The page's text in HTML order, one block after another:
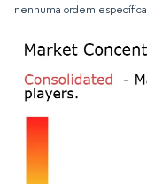
nenhuma ordem específica